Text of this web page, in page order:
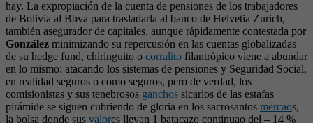
hay. La expropiación de la cuenta de pensiones de los trabajadores
de Bolivia al Bbva para trasladarla al banco de Helvetia Zurich,
también asegurador de capitales, aunque rápidamente contestada por
González minimizando su repercusión en las cuentas globalizadas
de su hedge fund, chiringuito o corralito filantrópico viene a abundar
en lo mismo: atacando los sistemas de pensiones y Seguridad Social,
en realidad seguros o como seguros, pero de verdad, los
comisionistas y sus tenebrosos ganchos sicarios de las estafas
pirámide se siguen cubriendo de gloria en los sacrosantos mercaos,
la bolsa donde sus valores llevan 1 batacazo continuao del – 14 %